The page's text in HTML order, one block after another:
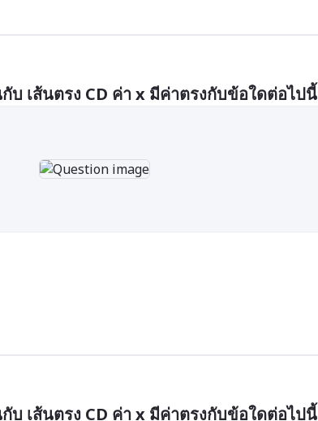
บ เส้นตรง CD ค่า x มีค่าตรงกับข้อใดต่อไปนี้
บ เส้นตรง CD ค่า x มีค่าตรงกับข้อใดต่อไปนี้